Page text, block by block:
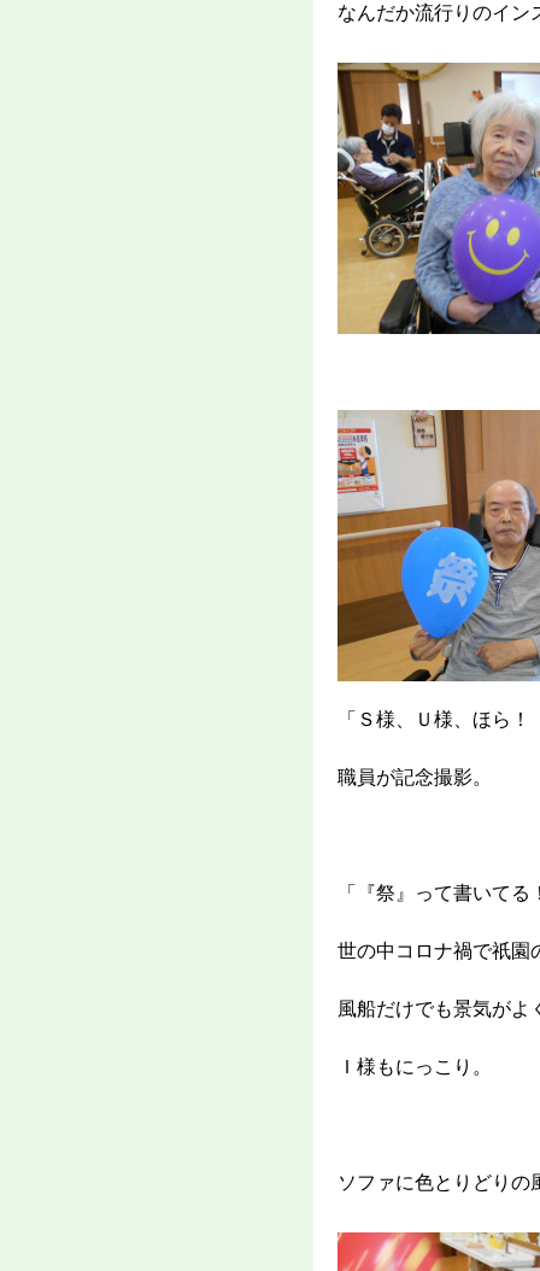
なんだか流行りのイン
「Ｓ様、Ｕ様、ほら
職員が記念撮影。
「『祭』って書いてる
世の中コロナ禍で祇園
風船だけでも景気がよ
Ｉ様もにっこり。
ソファに色とりどり